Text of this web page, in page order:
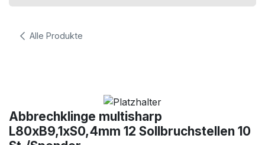
Alle Produkte
Abbrechklinge multisharp
L80xB9,1xS0,4mm 12 Sollbruchstellen 10